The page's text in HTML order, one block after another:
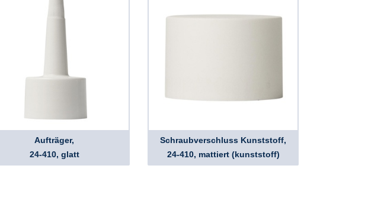
Aufträger,
24-410, glatt
Schraubverschluss Kunststoff,
24-410, mattiert (kunststoff)